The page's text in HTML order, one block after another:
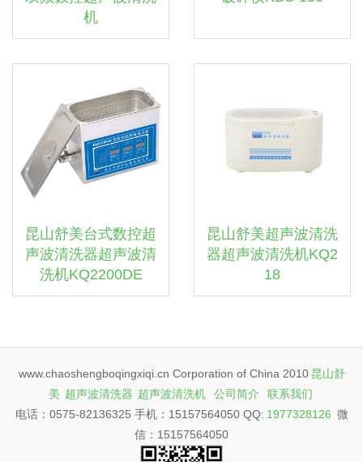
机
昆山舒美台式数控超
声波清洗器超声波清
洗机KQ2200DE
昆山舒美超声波清洗
器超声波清洗机KQ2
18
www.chaoshengboqingxiqi.cn Corporation of China 2010 昆山舒
美 超声波清洗器 超声波清洗机 公司简介
联系我们
电话：0575-82136325 手机：15157564050 QQ: 1977328126 微
信：15157564050